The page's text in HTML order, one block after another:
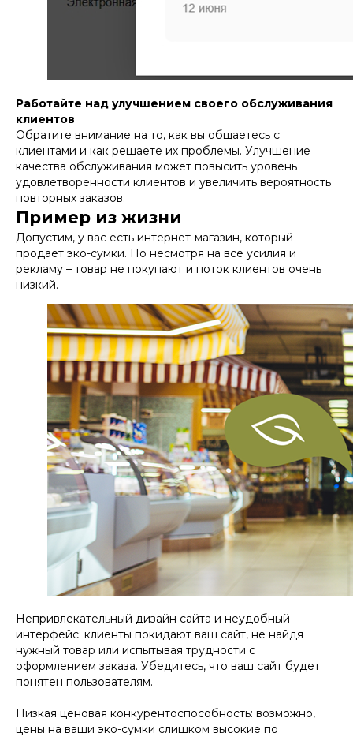
Работайте над улучшением своего обслуживания
клиентов
Обратите внимание на то, как вы общаетесь с
клиентами и как решаете их проблемы. Улучшение
качества обслуживания может повысить уровень
удовлетворенности клиентов и увеличить вероятность
повторных заказов.
Пример из жизни
Допустим, у вас есть интернет-магазин, который
продает эко-сумки. Но несмотря на все усилия и
рекламу – товар не покупают и поток клиентов очень
низкий.
Непривлекательный дизайн сайта и неудобный
интерфейс: клиенты покидают ваш сайт, не найдя
нужный товар или испытывая трудности с
оформлением заказа. Убедитесь, что ваш сайт будет
понятен пользователям.
Низкая ценовая конкурентоспособность: возможно,
цены на ваши эко-сумки слишком высокие по